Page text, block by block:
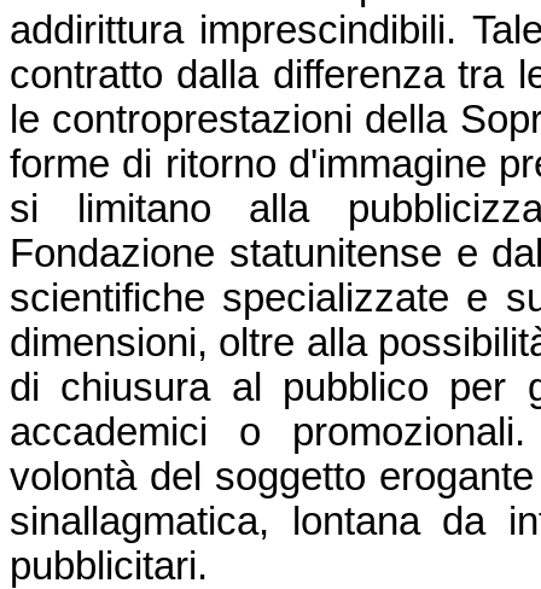
addirittura imprescindibili.
contratto dalla differenza tra
le controprestazioni della
forme di ritorno d'immagine
si limitano alla
Fondazione statunitense e
scientifiche specializzate e
dimensioni, oltre alla
di chiusura al pubblico per
accademici o
volontà del soggetto
sinallagmatica, lontana da
pubblicitari.